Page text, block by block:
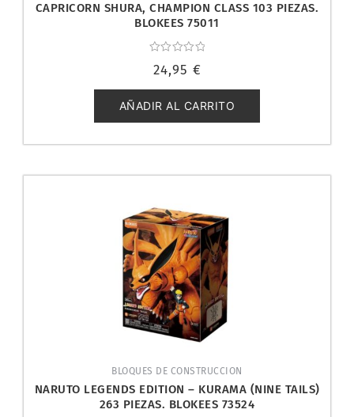
CAPRICORN SHURA, CHAMPION CLASS 103 PIEZAS.
BLOKEES 75011
con
de
5
24,95 €
AÑADIR AL CARRITO
BLOQUES DE CONSTRUCCION
NARUTO LEGENDS EDITION – KURAMA (NINE TAILS)
263 PIEZAS. BLOKEES 73524